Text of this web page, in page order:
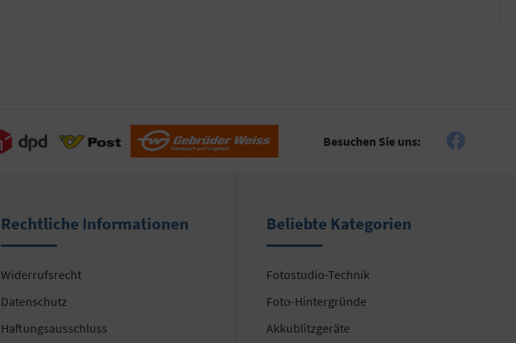
Besuchen Sie uns:
Rechtliche Informationen
Widerrufsrecht
Datenschutz
Haftungsausschluss
Beliebte Kategorien
Fotostudio-Technik
Foto-Hintergründe
Akkublitzgeräte